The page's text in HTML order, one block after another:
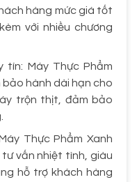
hàng mức giá tốt
với nhiều chương
tín: Máy Thực Phẩm
hành dài hạn cho
trộn thịt, đảm bảo
Thực Phẩm Xanh
vấn nhiệt tình, giàu
hỗ trợ khách hàng